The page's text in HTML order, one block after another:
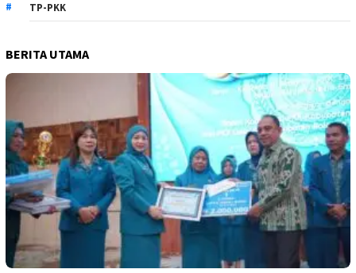
TP-PKK
BERITA UTAMA